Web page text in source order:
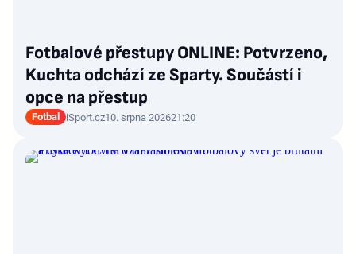
Fotbalové přestupy ONLINE: Potvrzeno,
Kuchta odchází ze Sparty. Součástí i
opce na přestup
Fotbal iSport.cz10. srpna 202621:20